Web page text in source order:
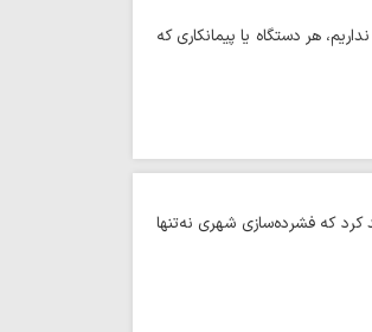
هر دستگاه یا پیمانکاری که
که فشرده‌سازی شهری نه‌تنها